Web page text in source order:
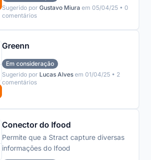
sem precisar ficar jogando em
planilhas.
Sugerido por Gustavo Miura em 05/04/25 • 0
comentários
Greenn
Em consideração
Sugerido por Lucas Alves em 01/04/25 • 2
comentários
Conector do Ifood
Permite que a Stract capture diversas
informações do Ifood